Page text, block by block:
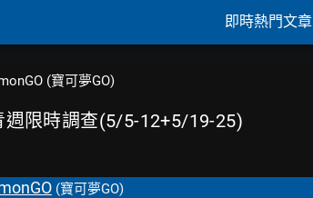
即時熱門文章
(寶可夢GO)
週限時調查(5/5-12+5/19-25)
(寶可夢GO)